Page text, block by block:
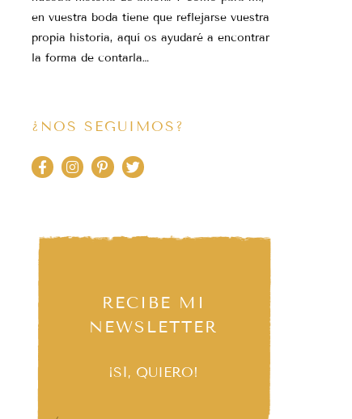
en vuestra boda tiene que reflejarse vuestra
propia historia, aquí os ayudaré a encontrar
la forma de contarla…
¿NOS SEGUIMOS?
RECIBE MI
NEWSLETTER
¡SÍ, QUIERO!